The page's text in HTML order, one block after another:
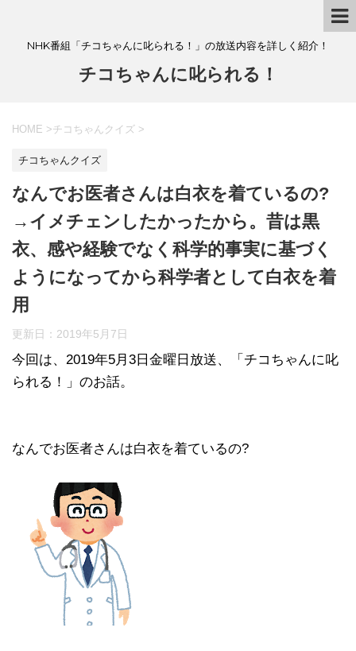
NHK番組「チコちゃんに叱られる！」の放送内容を詳しく紹介！
チコちゃんに叱られる！
HOME >チコちゃんクイズ >
チコちゃんクイズ
なんでお医者さんは白衣を着ているの?
→イメチェンしたかったから。昔は黒
衣、感や経験でなく科学的事実に基づく
ようになってから科学者として白衣を着
用
更新日： 2019年5月7日
今回は、2019年5月3日金曜日放送、「チコちゃんに叱
られる！」のお話。
なんでお医者さんは白衣を着ているの?